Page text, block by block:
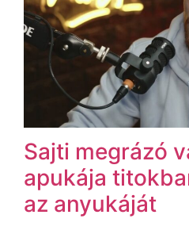
Sajti megrázó
apukája
az anyukáját